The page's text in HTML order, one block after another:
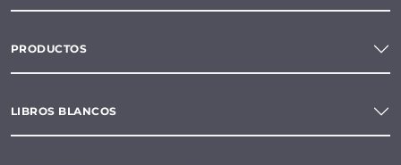
PRODUCTOS
LIBROS BLANCOS